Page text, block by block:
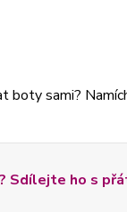
boty sami?
Sdílejte ho s